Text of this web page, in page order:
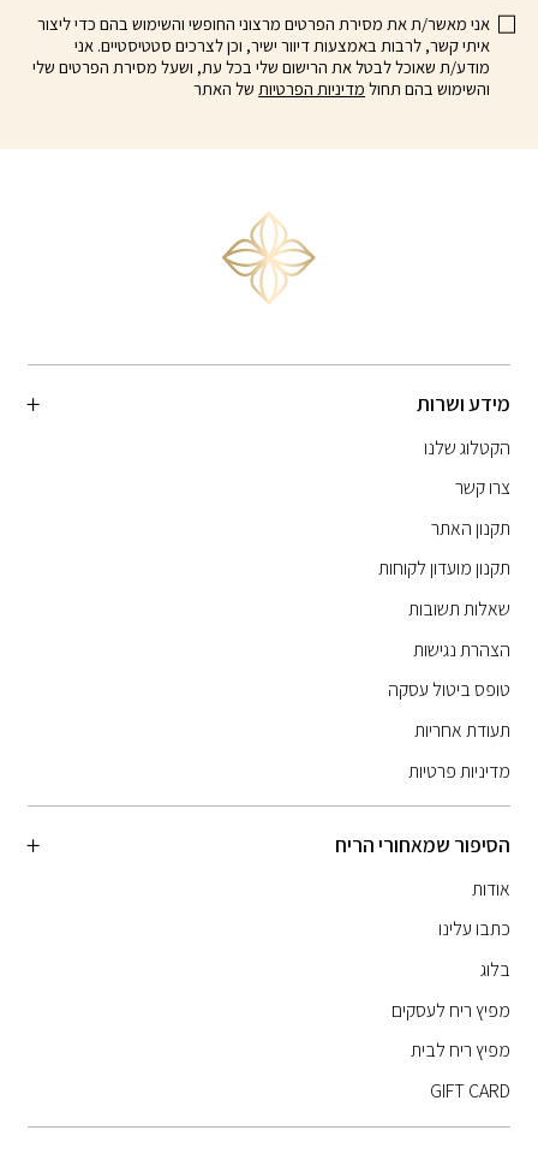
בעמוד
המוצר
אני מאשר/ת את מסירת הפרטים מרצוני החופשי והשימוש בהם כדי ליצור
איתי קשר, לרבות באמצעות דיוור ישיר, וכן לצרכים סטטיסטיים. אני
מודע/ת שאוכל לבטל את הרישום שלי בכל עת, ושעל מסירת הפרטים שלי
והשימוש בהם תחול מדיניות הפרטיותשל האתר
מידע ושרות
הקטלוג שלנו
צרו קשר
תקנון האתר
תקנון מועדון לקוחות
שאלות תשובות
הצהרת נגישות
טופס ביטול עסקה
תעודת אחריות
מדיניות פרטיות
הסיפור שמאחורי הריח
אודות
כתבו עלינו
בלוג
מפיץ ריח לעסקים
מפיץ ריח לבית
GIFT CARD